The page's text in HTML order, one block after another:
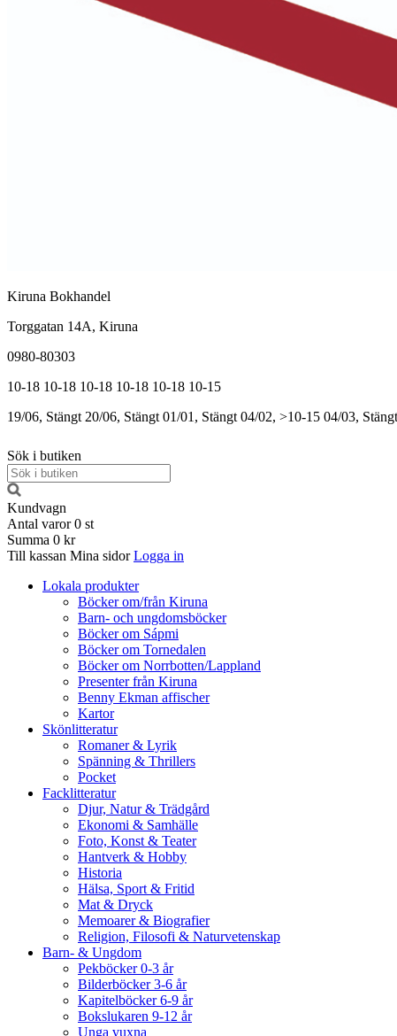
Kiruna Bokhandel
Torggatan 14A, Kiruna
0980-80303
10-18 10-18 10-18 10-18 10-18 10-15
19/06, Stängt 20/06, Stängt 01/01, Stängt 04/02, >10-15 04/03, Stängt
Sök i butiken
Kundvagn
Antal varor 0 st
Summa 0 kr
Till kassan Mina sidor Logga in
Lokala produkter
Böcker om/från Kiruna
Barn- och ungdomsböcker
Böcker om Sápmi
Böcker om Tornedalen
Böcker om Norrbotten/Lappland
Presenter från Kiruna
Benny Ekman affischer
Kartor
Skönlitteratur
Romaner & Lyrik
Spänning & Thrillers
Pocket
Facklitteratur
Djur, Natur & Trädgård
Ekonomi & Samhälle
Foto, Konst & Teater
Hantverk & Hobby
Historia
Hälsa, Sport & Fritid
Mat & Dryck
Memoarer & Biografier
Religion, Filosofi & Naturvetenskap
Barn- & Ungdom
Pekböcker 0-3 år
Bilderböcker 3-6 år
Kapitelböcker 6-9 år
Bokslukaren 9-12 år
Unga vuxna